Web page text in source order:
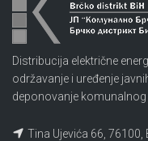
Distribucija električne
održavanje i uređenje
deponovanje komunalnog
Tina Ujevića 66, 76100,